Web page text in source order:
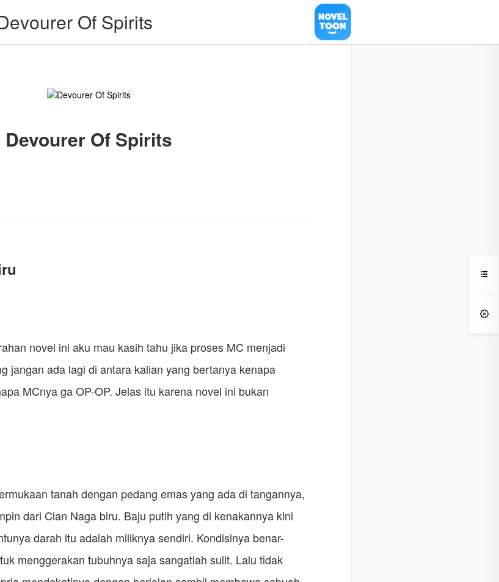
Of Spirits
Devourer Of Spirits
novel ini aku mau kasih tahu jika proses MC menjadi
jangan ada lagi di antara kalian yang bertanya kenapa
MCnya ga OP-OP. Jelas itu karena novel ini bukan
tanah dengan pedang emas yang ada di tangannya,
dari Clan Naga biru. Baju putih yang di kenakannya kini
darah itu adalah miliknya sendiri. Kondisinya benar-
menggerakan tubuhnya saja sangatlah sulit. Lalu tidak

